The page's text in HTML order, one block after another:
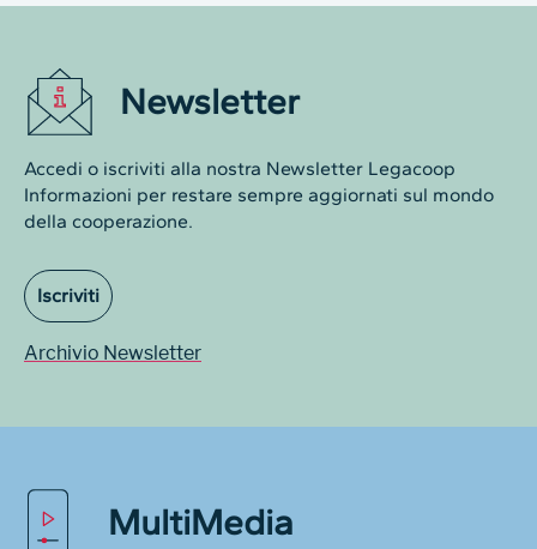
Newsletter
Accedi o iscriviti alla nostra Newsletter Legacoop
Informazioni per restare sempre aggiornati sul mondo
della cooperazione.
Iscriviti
Archivio Newsletter
MultiMedia